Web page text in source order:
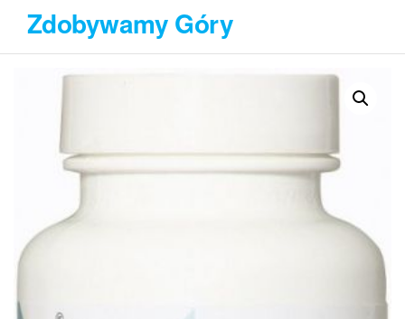
Przejdź
treści
Zdobywamy Góry